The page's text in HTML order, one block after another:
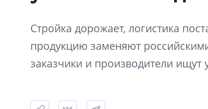
Стройка дорожает, логистика
продукцию заменяют
заказчики и производители